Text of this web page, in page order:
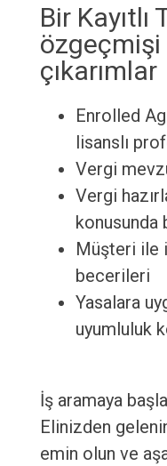
Bir Kayıtlı
çıkarımlar
Enrolled
lisanslı
Vergi
Vergi
konusunda
Müşteri ile
becerileri
Yasalara
uyumluluk
İş aramaya
Elinizden
emin olun ve